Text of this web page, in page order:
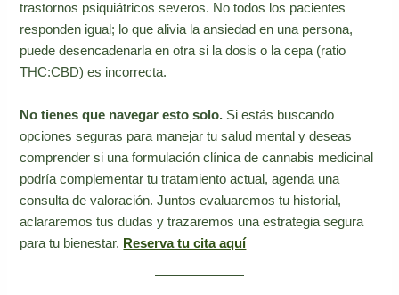
trastornos psiquiátricos severos. No todos los pacientes
responden igual; lo que alivia la ansiedad en una persona,
puede desencadenarla en otra si la dosis o la cepa (ratio
THC:CBD) es incorrecta.
No tienes que navegar esto solo. Si estás buscando
opciones seguras para manejar tu salud mental y deseas
comprender si una formulación clínica de cannabis medicinal
podría complementar tu tratamiento actual, agenda una
consulta de valoración. Juntos evaluaremos tu historial,
aclararemos tus dudas y trazaremos una estrategia segura
para tu bienestar. Reserva tu cita aquí